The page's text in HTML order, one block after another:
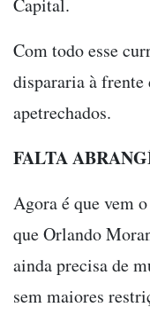
Capital.
Com todo esse
dispararia à frente
apetrechados.
FALTA
Agora é que vem
que Orlando
ainda precisa de
sem maiores